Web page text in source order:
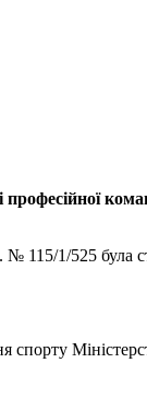
115/1/525 була
спорту